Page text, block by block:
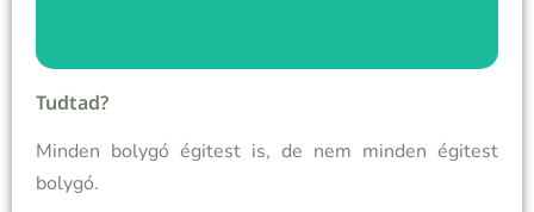
Tudtad?
Minden bolygó égitest is, de nem minden égitest
bolygó.